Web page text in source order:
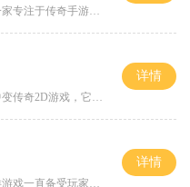
传奇手游免费发布网官网是一家专注于传奇手游免费发布的平台，为广大玩家提供最新最全的游戏资讯和资源下载。无需任何费用，只要在官网注册成为会员，便可畅玩各种经典传奇手
七彩火龙手游是一款经典的中变传奇2D游戏，它以传奇色彩浓郁的角色扮演为主题，拥有万人在线的游戏场景，让玩家可以进行多方面的互动。七彩火龙手游特别注重装备的细节设计，包
详情
当前市场上的手游中，传奇类游戏一直备受玩家们的追捧。而近期推出的手游传奇sf发布网新服更是让广大玩家们翘首以盼。作为一款经典的多人在线角色扮演游戏，新服将带给玩家们全
详情